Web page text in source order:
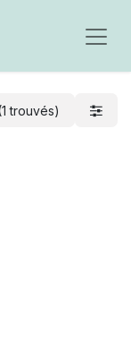
trouvés)